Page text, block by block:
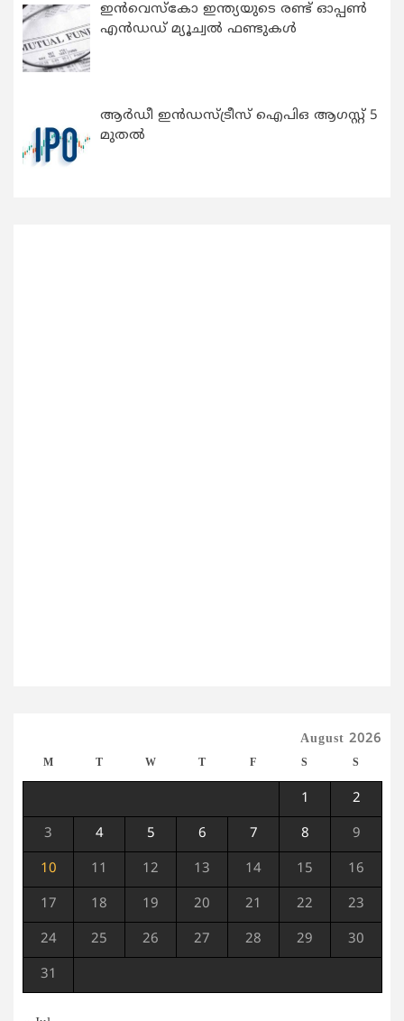
ഇന്‍വെസ്കോ ഇന്ത്യയുടെ രണ്ട് ഓപ്പണ്‍
എന്‍ഡഡ് മ്യൂച്വല്‍ ഫണ്ടുകള്‍
ആർഡീ ഇൻഡസ്ട്രീസ് ഐപിഒ ആഗസ്റ്റ് 5
മുതൽ
August 2026
M T W T F S S
1 2
3 4 5 6 7 8 9
10 11 12 13 14 15 16
17 18 19 20 21 22 23
24 25 26 27 28 29 30
31